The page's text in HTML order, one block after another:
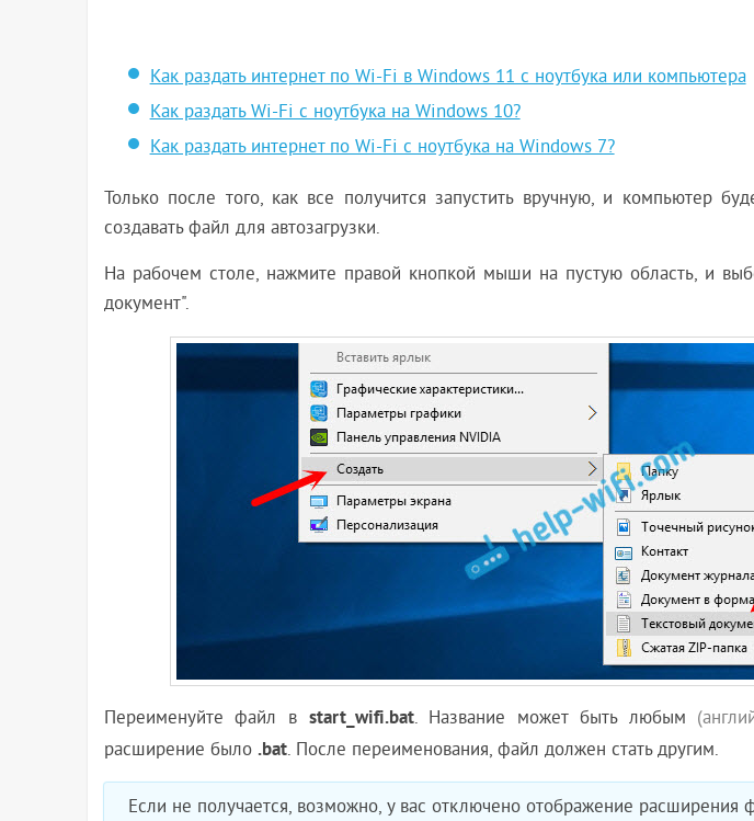
Как раздать интернет по Wi-Fi в Windows 11 с ноутбука или компьютера
Как раздать Wi-Fi с ноутбука на Windows 10?
Как раздать интернет по Wi-Fi с ноутбука на Windows 7?
Только после того, как все получится запустить вручную, и компьютер
создавать файл для автозагрузки.
На рабочем столе, нажмите правой кнопкой мыши на пустую область, и
документ".
Переименуйте файл в start_wifi.bat. Название может быть любым
расширение было .bat. После переименования, файл должен стать другим.
Если не получается, возможно, у вас отключено отображение расширения